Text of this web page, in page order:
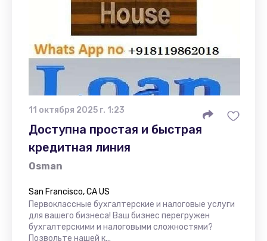
11 октября 2025 г. 1:23
Доступна простая и быстрая
кредитная линия
Osman
San Francisco, CA US
Первоклассные бухгалтерские и налоговые услуги
для вашего бизнеса! Ваш бизнес перегружен
бухгалтерскими и налоговыми сложностями?
Позвольте нашей к...